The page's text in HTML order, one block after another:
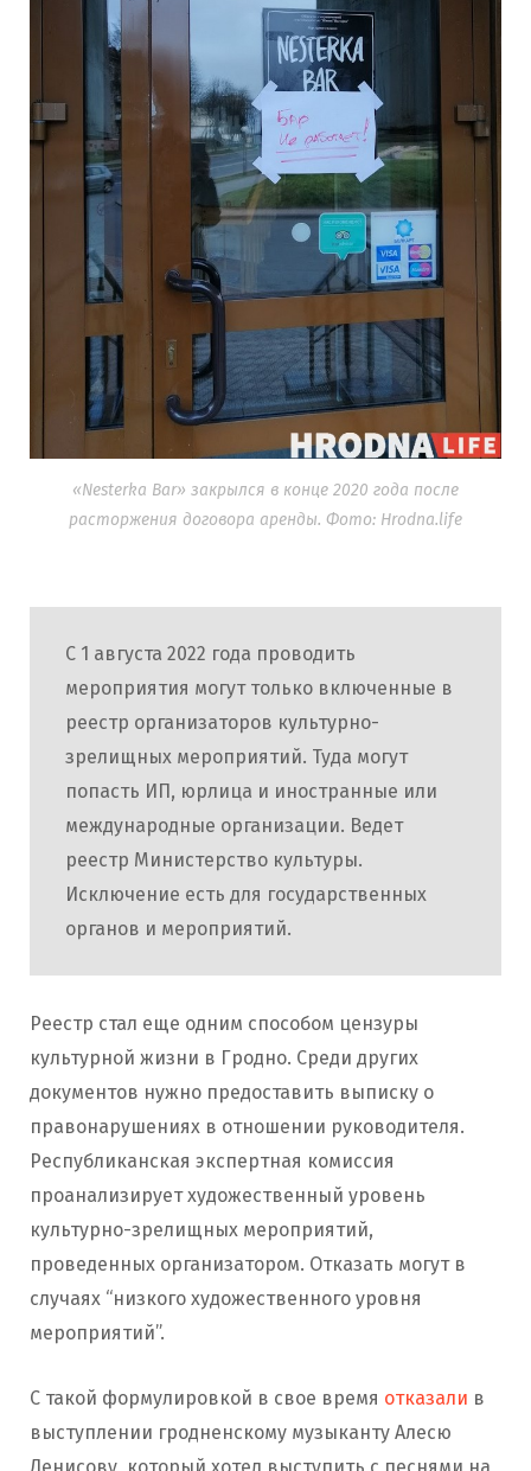
«Nesterka Bar» закрылся в конце 2020 года после
расторжения договора аренды. Фото: Hrodna.life
С 1 августа 2022 года проводить
мероприятия могут только включенные в
реестр организаторов культурно-
зрелищных мероприятий. Туда могут
попасть ИП, юрлица и иностранные или
международные организации. Ведет
реестр Министерство культуры.
Исключение есть для государственных
органов и мероприятий.
Реестр стал еще одним способом цензуры
культурной жизни в Гродно. Среди других
документов нужно предоставить выписку о
правонарушениях в отношении руководителя.
Республиканская экспертная комиссия
проанализирует художественный уровень
культурно-зрелищных мероприятий,
проведенных организатором. Отказать могут в
случаях “низкого художественного уровня
мероприятий”.
С такой формулировкой в свое время отказали в
выступлении гродненскому музыканту Алесю